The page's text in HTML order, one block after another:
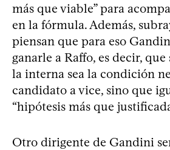
más que viable” para
en la fórmula. Además,
piensan que para eso
ganarle a Raffo, es decir,
la interna sea la condición
candidato a vice, sino que
“hipótesis más que
Otro dirigente de Gandini